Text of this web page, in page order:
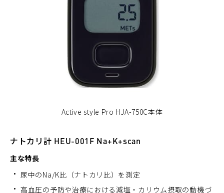
Active style Pro HJA-750C本体
ナトカリ計 HEU-001F Na+K+scan
主な特長
尿中のNa/K比（ナトカリ比）を測定
高血圧の予防や治療における減塩・カリウム摂取の動機づ